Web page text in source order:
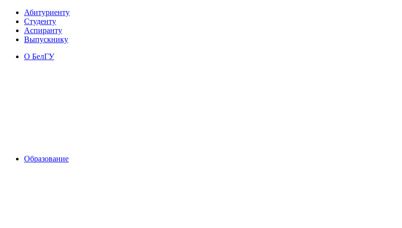
Абитуриенту
Студенту
Аспиранту
Выпускнику
О БелГУ
Образование